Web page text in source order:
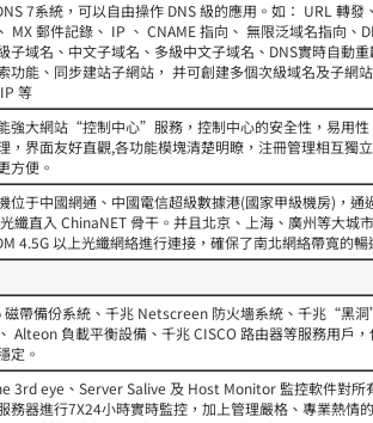
7系統，可以自由操作 DNS 級的應用。如： URL 轉發
MX 郵件記錄、 IP 、 CNAME 指向、 無限泛域名指向、
子域名、中文子域名、多級中文子域名、DNS實時自動
功能、同步建站子網站， 并可創建多個次級域名及子網
等
強大網站“控制中心”服務，控制中心的安全性，易用性
，界面友好直觀,各功能模塊清楚明瞭，注冊管理相互獨
方便。
位于中國網通、中國電信超級數據港(國家甲級機房)，通
纖直入 ChinaNET 骨干。并且北京、上海、廣州等大城
4.5G 以上光纖網絡進行連接，確保了南北網絡帶寬的暢
磁帶備份系統、千兆 Netscreen 防火墻系統、千兆“黑
Alteon 負載平衡設備、千兆 CISCO 路由器等服務用戶，
定。
3rd eye、Server Salive 及 Host Monitor 監控軟件對所
務器進行7X24小時實時監控，加上管理嚴格、專業熱情